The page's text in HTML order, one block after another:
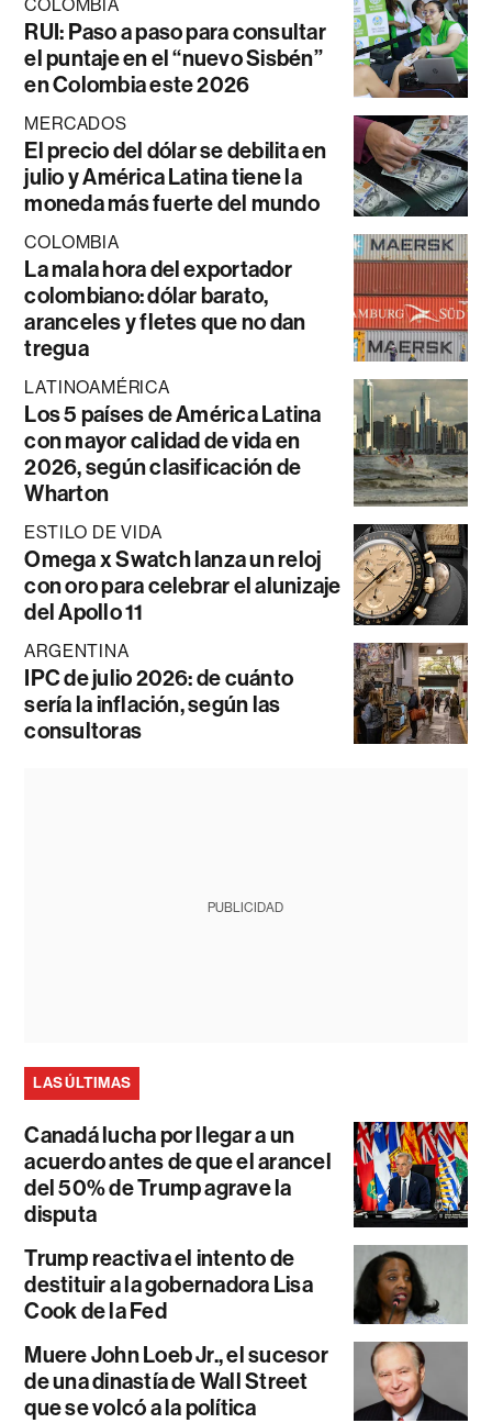
COLOMBIA
RUI: Paso a paso para consultar
el puntaje en el “nuevo Sisbén”
en Colombia este 2026
MERCADOS
El precio del dólar se debilita en
julio y América Latina tiene la
moneda más fuerte del mundo
COLOMBIA
La mala hora del exportador
colombiano: dólar barato,
aranceles y fletes que no dan
tregua
LATINOAMÉRICA
Los 5 países de América Latina
con mayor calidad de vida en
2026, según clasificación de
Wharton
ESTILO DE VIDA
Omega x Swatch lanza un reloj
con oro para celebrar el alunizaje
del Apollo 11
ARGENTINA
IPC de julio 2026: de cuánto
sería la inflación, según las
consultoras
PUBLICIDAD
LAS ÚLTIMAS
Canadá lucha por llegar a un
acuerdo antes de que el arancel
del 50% de Trump agrave la
disputa
Trump reactiva el intento de
destituir a la gobernadora Lisa
Cook de la Fed
Muere John Loeb Jr., el sucesor
de una dinastía de Wall Street
que se volcó a la política